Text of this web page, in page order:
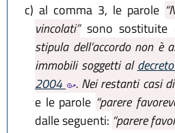
c) al comma 3, le parole
vincolati”sono sostituite
stipula dell’accordo non è
immobili soggetti al
2004
. Nei restanti casi
e le parole “parere
dalle seguenti: “parere